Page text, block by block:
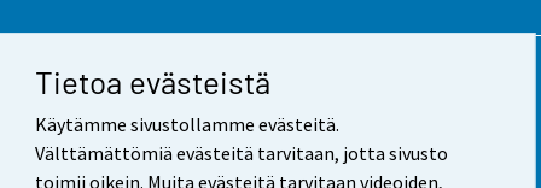
Tietoa evästeistä
Käytämme sivustollamme evästeitä.
Välttämättömiä evästeitä tarvitaan, jotta sivusto
toimii oikein. Muita evästeitä tarvitaan videoiden,
Yhteystiedot
Palaute